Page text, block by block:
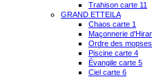
Trahison carte 11
GRAND ETTEILA
Chaos carte 1
Maçonnerie
Ordre des
Piscine carte 4
Évangile carte 5
Ciel carte 6